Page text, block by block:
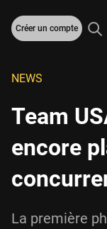
Créer un compte
NEWS
Team
encore
La première